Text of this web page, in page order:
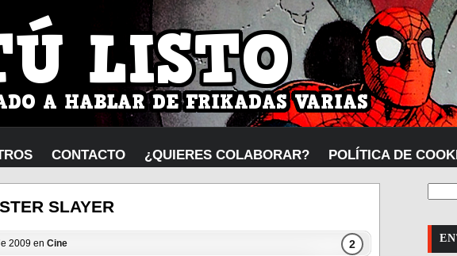
CONTACTO ¿QUIERES COLABORAR? POLÍTICA DE
SLAYER
2009 en Cine
2